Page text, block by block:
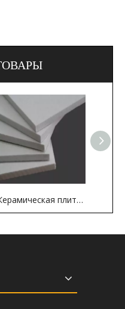
Керамическая плита 2300 ℉ 2600 ℉ для промышленной термической печи